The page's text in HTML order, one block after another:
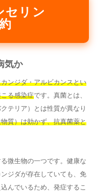
セリン
気か
ンジダ・アルビカンスとい
る感染症です。真菌とは、
テリア）とは性質が異なり
質）は効かず、抗真菌薬と
微生物の一つです。健康な
ジダが存在していても、免
んでいるため、発症するこ